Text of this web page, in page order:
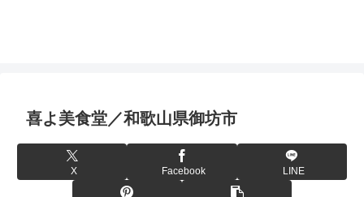
喜よ美食堂／和歌山県御坊市
X Facebook LINE